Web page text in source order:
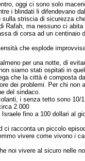
oggi ci sono solo
i blindati li difendevano
striscia di sicurezza
ma nessuno ci
di corsa ad un
che esplode
per una notte, di
siamo stati ospitati in
che la città è composta
dei problemi. Per chi
del sindaco.
i senza tetto sono
2.000
fino a 100 dollari al
ci racconta un piccolo
vivere come vivono i
noi vivere al sicuro nelle